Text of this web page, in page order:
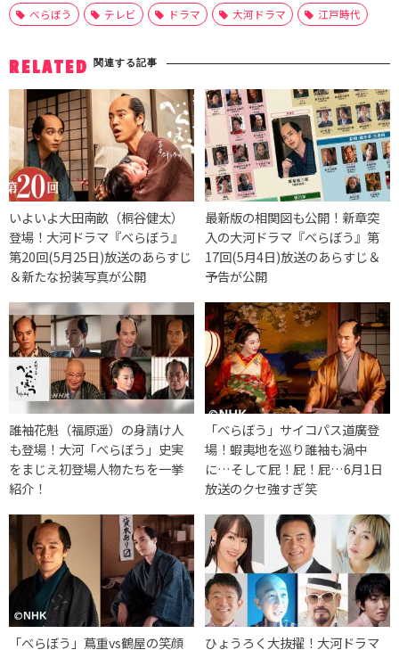
べらぼう テレビ ドラマ 大河ドラマ 江戸時代
RELATED 関連する記事
いよいよ大田南畝（桐谷健太）
登場！大河ドラマ『べらぼう』
第20回(5月25日)放送のあらすじ
＆新たな扮装写真が公開
最新版の相関図も公開！新章突
入の大河ドラマ『べらぼう』第
17回(5月4日)放送のあらすじ＆
予告が公開
誰袖花魁（福原遥）の身請け人
も登場！大河「べらぼう」史実
をまじえ初登場人物たちを一挙
紹介！
「べらぼう」サイコパス道廣登
場！蝦夷地を巡り誰袖も渦中
に…そして屁！屁！屁…6月1日
放送のクセ強すぎ笑
「べらぼう」蔦重vs鶴屋の笑顔
ひょうろく大抜擢！大河ドラマ